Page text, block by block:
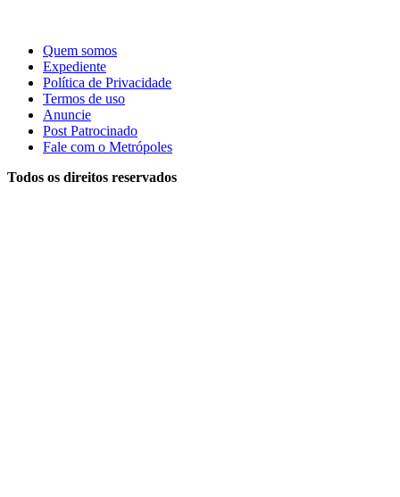
Quem somos
Expediente
Política de Privacidade
Termos de uso
Anuncie
Post Patrocinado
Fale com o Metrópoles
Todos os direitos reservados